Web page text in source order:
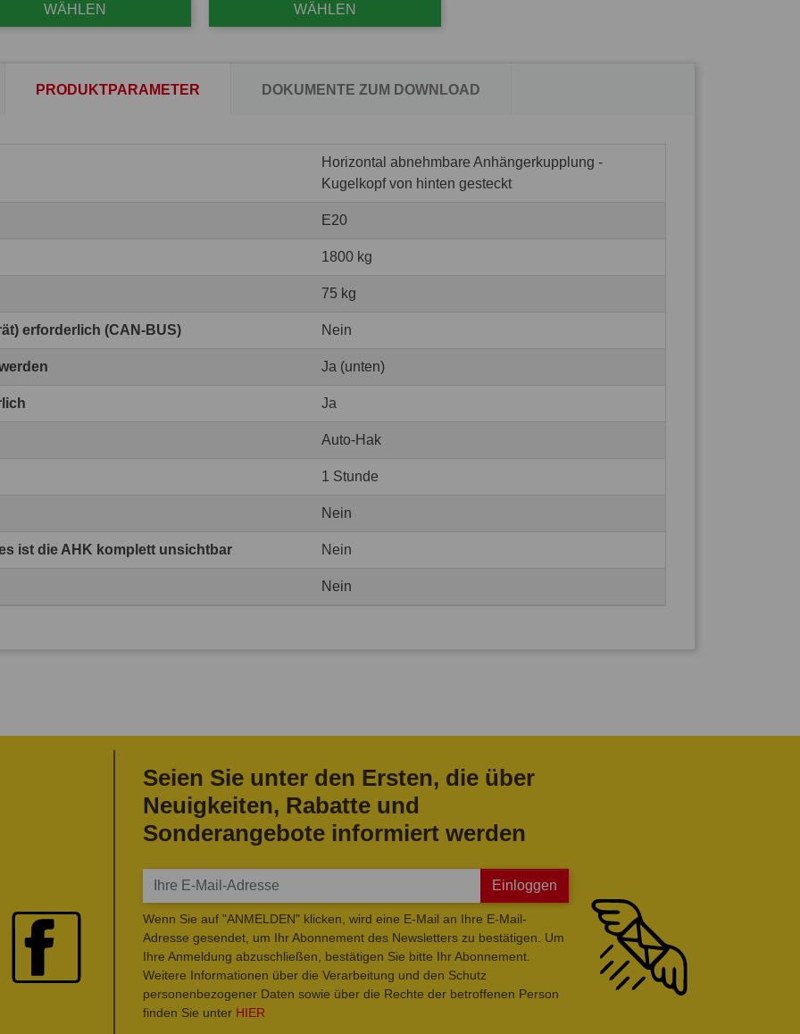
WÄHLEN WÄHLEN
PRODUKTPARAMETER DOKUMENTE ZUM DOWNLOAD
Horizontal abnehmbare Anhängerkupplung -
Kugelkopf von hinten gesteckt
E20
1800 kg
75 kg
erforderlich (CAN-BUS) Nein
Ja (unten)
Ja
Auto-Hak
1 Stunde
Nein
ist die AHK komplett unsichtbar Nein
Nein
Seien Sie unter den Ersten, die über
Neuigkeiten, Rabatte und
Sonderangebote informiert werden
Einloggen
Wenn Sie auf "ANMELDEN" klicken, wird eine E-Mail an Ihre E-Mail-
Adresse gesendet, um Ihr Abonnement des Newsletters zu bestätigen. Um
Ihre Anmeldung abzuschließen, bestätigen Sie bitte Ihr Abonnement.
Weitere Informationen über die Verarbeitung und den Schutz
personenbezogener Daten sowie über die Rechte der betroffenen Person
finden Sie unter HIER